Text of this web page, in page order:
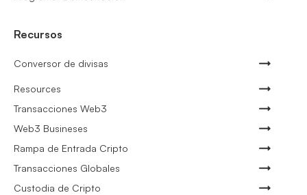
Recursos
Conversor de divisas
Resources
Transacciones Web3
Web3 Busineses
Rampa de Entrada Cripto
Transacciones Globales
Custodia de Cripto